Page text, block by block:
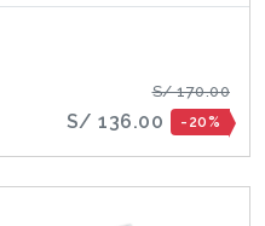
S/ 170.00
S/ 136.00 -20%